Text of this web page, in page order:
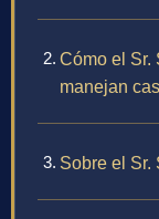
Cómo el Sr.
manejan
Sobre el Sr.